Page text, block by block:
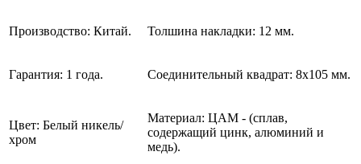
Производство: Китай. Толшина накладки: 12 мм.
Гарантия: 1 года. Соединительный квадрат: 8x105 мм.
Цвет: Белый никель/
хром
Материал: ЦАМ - (сплав,
содержащий цинк, алюминий и
медь).